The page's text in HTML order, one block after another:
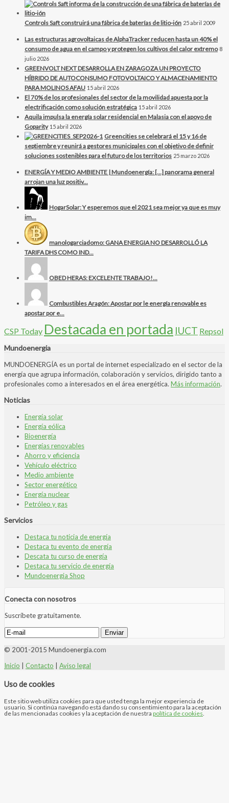
Controls Saft construirá una fábrica de baterías de litio-ión 25 abril 2009
Las estructuras agrovoltaicas de AlphaTracker reducen hasta un 40% el
consumo de agua en el campo y protegen los cultivos del calor extremo 8
julio 2026
GREENVOLT NEXT DESARROLLA EN ZARAGOZA UN PROYECTO
HÍBRIDO DE AUTOCONSUMO FOTOVOLTAICO Y ALMACENAMIENTO
PARA MOLINOS AFAU 15 abril 2026
El 70% de los profesionales del sector de la movilidad apuesta por la
electrificación como solución estratégica 15 abril 2026
Aquila impulsa la energía solar residencial en Malasia con el apoyo de
Goparity 15 abril 2026
Greencities se celebrará el 15 y 16 de
septiembre y reunirá a gestores municipales con el objetivo de definir
soluciones sostenibles para el futuro de los territorios 25 marzo 2026
ENERGÍA Y MEDIO AMBIENTE | Mundoenergía: […] panorama general
arrojan una luz positiv...
HogarSolar: Y esperemos que el 2021 sea mejor ya que es muy
im...
manologarciadomo: GANA ENERGIA NO DESARROLLÓ LA
TARIFA DHS COMO IND...
OBED HERAS: EXCELENTE TRABAJO!...
Combustibles Aragón: Apostar por le energía renovable es
apostar por e...
CSP Today Destacada en portada IUCT Repsol
Mundoenergia
MUNDOENERGÍA es un portal de internet especializado en el sector de la
energía que agrupa información, colaboración y servicios, dirigido tanto a
profesionales como a interesados en el área energética. Más información.
Noticias
Energía solar
Energía eólica
Bioenergía
Energías renovables
Ahorro y eficiencia
Vehículo eléctrico
Medio ambiente
Sector energético
Energía nuclear
Petróleo y gas
Servicios
Destaca tu noticia de energía
Destaca tu evento de energía
Descata tu curso de energía
Destaca tu servicio de energía
Mundoenergia Shop
Conecta con nosotros
Suscríbete gratuitamente.
© 2001-2015 Mundoenergia.com
Inicio
Contacto Aviso legal
Uso de cookies
Este sitio web utiliza cookies para que usted tenga la mejor experiencia de
usuario. Si continúa navegando está dando su consentimiento para la aceptación
de las mencionadas cookies y la aceptación de nuestra política de cookies